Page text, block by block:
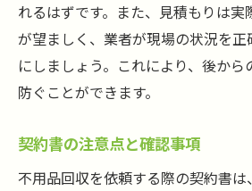
れるはずです。また、見積もりは実
が望ましく、業者が現場の状況を正
にしましょう。これにより、後か
防ぐことができます。
契約書の注意点と確認事項
不用品回収を依頼する際の契約書